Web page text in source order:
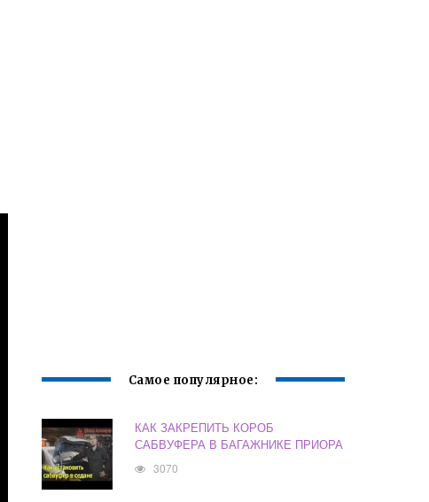
Самое популярное:
КАК ЗАКРЕПИТЬ КОРОБ
САБВУФЕРА В БАГАЖНИКЕ ПРИОРА
3070